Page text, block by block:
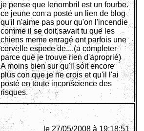
je pense que lenombril est un fourbe.
ce jeune con a posté un lien de blog
qu'il n'aime pas pour qu'on l'incendie
comme il se doit,savait tu que les
chiens meme enragé ont parfois une
cervelle espece de....(a completer
parce que je trouve rien d'aproprié)
A moins bien sur qu'il soit encore
plus con que je ne crois et qu'il l'ai
posté en toute inconscience des
risques.
le 27/05/2008 à 19:18:51